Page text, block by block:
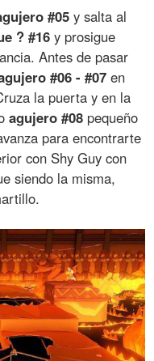
#05 y salta al
? #16 y prosigue
Antes de pasar
#06 - #07 en
la puerta y en la
agujero #08 pequeño
para encontrarte
con Shy Guy con
siendo la misma,